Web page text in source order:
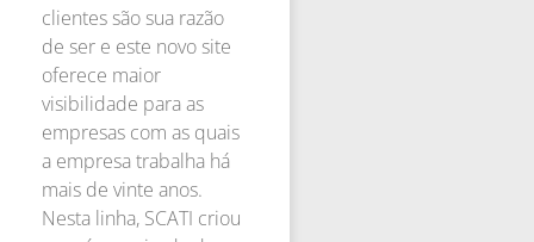
clientes são sua razão
de ser e este novo site
oferece maior
visibilidade para as
empresas com as quais
a empresa trabalha há
mais de vinte anos.
Nesta linha, SCATI criou